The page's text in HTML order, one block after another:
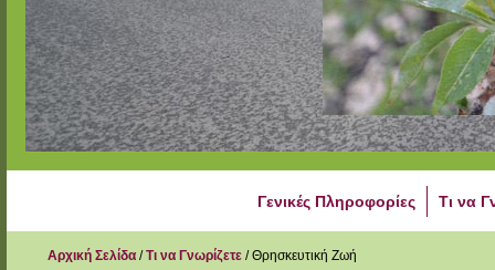
Γενικές Πληροφορίες Τι να
Αρχική Σελίδα/Τι να Γνωρίζετε/Θρησκευτική Ζωή